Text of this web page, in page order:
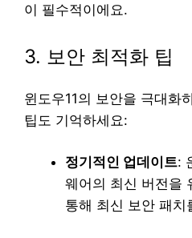
이 필수적이에요.
3. 보안 최적화 팁
윈도우11의 보안을 극대화
팁도 기억하세요:
정기적인 업데이트:
웨어의 최신 버전을
통해 최신 보안 패치